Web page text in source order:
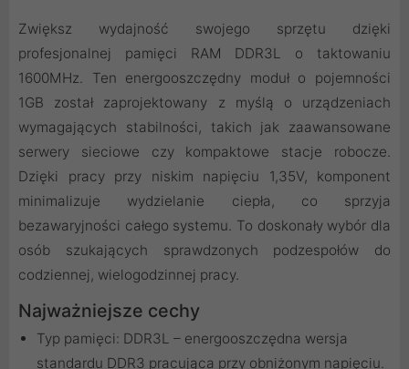
Zwiększ wydajność swojego sprzętu dzięki
profesjonalnej pamięci RAM DDR3L o taktowaniu
1600MHz. Ten energooszczędny moduł o pojemności
1GB został zaprojektowany z myślą o urządzeniach
wymagających stabilności, takich jak zaawansowane
serwery sieciowe czy kompaktowe stacje robocze.
Dzięki pracy przy niskim napięciu 1,35V, komponent
minimalizuje wydzielanie ciepła, co sprzyja
bezawaryjności całego systemu. To doskonały wybór dla
osób szukających sprawdzonych podzespołów do
codziennej, wielogodzinnej pracy.
Najważniejsze cechy
Typ pamięci: DDR3L – energooszczędna wersja
standardu DDR3 pracująca przy obniżonym napięciu.